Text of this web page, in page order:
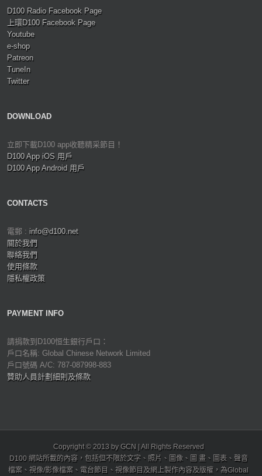
D100 Radio Facebook Page
上環D100 Facebook Page
Youtube
e-shop
Patreon
TuneIn
Twitter
DOWNLOAD
立即下載D100 app收聽精采節目！
D100 App iOS 用戶
D100 App Android 用戶
CONTACTS
電郵 : info@d100.net
關於我們
聯絡我們
使用條款
隱私權政策
PAYMENT INFO
請捐款到D100恒生銀行戶口：
戶口名稱: Global Chinese Network Limited
戶口號碼 A/C: 787-087998-883
贊助人員計劃細則及條款
Copyright © 2013 by GCN | All Rights Reserved
D100 網站所載的內容，包括但不限於文字、照片、圖像、圖 畫、圖表、聲音
檔案、視像/影像檔案、電台節目、視像節目及網上製作內容及版權，為Global